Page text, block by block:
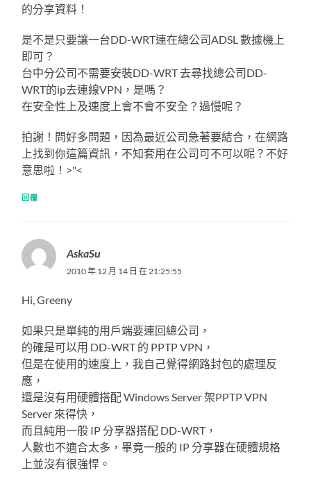
的分享資料！
是不是只要讓一台DD-WRT連在總公司ADSL 數據機上
即可？
台中分公司不需要安裝DD-WRT 去尋找總公司DD-
WRT的ip去連線VPN，是嗎？
在安全性上及速度上會不會不安全？過慢呢？
拍謝！問好多問題，因為最近公司急著要結合，在網路
上找到你這篇資訊，不知套用在公司可不可以呢？不好
意思啦！>"<
回覆
AskaSu
2010 年 12 月 14 日 在 21:25:55
Hi, Greeny
如果只是單純的用戶端要連回總公司，
的確是可以用 DD-WRT 的 PPTP VPN，
但是在使用的速度上，我自己覺得網路封包的處理反
應，
還是沒有用硬體搭配 Windows Server 架PPTP VPN
Server 來得快，
而且純用一般 IP 分享器搭配 DD-WRT，
人數也不適合太多，畢竟一般的 IP 分享器在硬體規格
上並沒有很強悍。